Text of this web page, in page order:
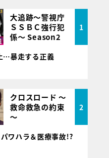
大追跡～警視庁
ＳＳＢＣ強行犯
係～ Season2
1
…暴走する正義
クロスロード ～
救命救急の約束
～
2
ワハラ＆医療事故!?